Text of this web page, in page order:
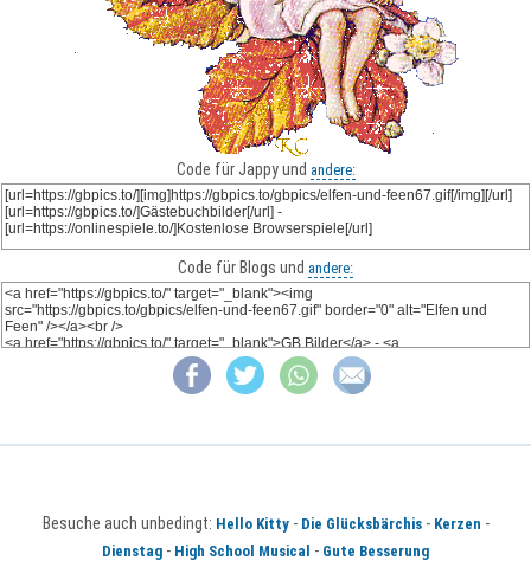
Code für Jappy und andere:
Code für Blogs und andere:
Besuche auch unbedingt: Hello Kitty- Die Glücksbärchis- Kerzen -
Dienstag - High School Musical - Gute Besserung